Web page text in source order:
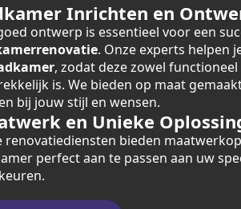
Inrichten en
ontwerp is essentieel voor een
. Onze experts helpen
, zodat deze zowel
is. We bieden op maat
bij jouw stijl en wensen.
en Unieke
renovatiediensten bieden
perfect aan te passen aan uw